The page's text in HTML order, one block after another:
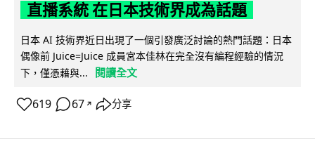
直播系統 在日本技術界成為話題
日本 AI 技術界近日出現了一個引發廣泛討論的熱門話題：日本
偶像前 Juice=Juice 成員宮本佳林在完全沒有編程經驗的情況
下，僅憑藉與...
閱讀全文
619 67 ↗ 分享